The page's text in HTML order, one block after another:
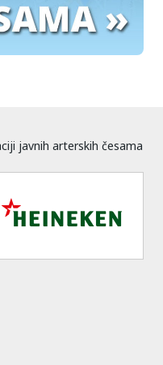
javnih arterskih česama